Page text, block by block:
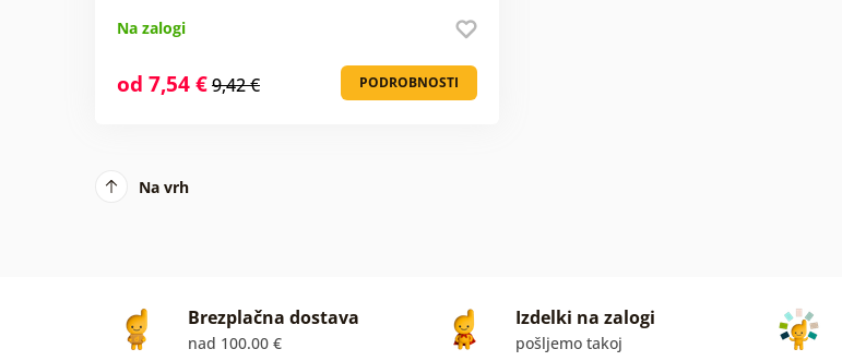
Na zalogi
PODROBNOSTI
od 7,54 €9,42 €
Na vrh
Brezplačna dostava
nad 100.00 €
Izdelki na zalogi
pošljemo takoj